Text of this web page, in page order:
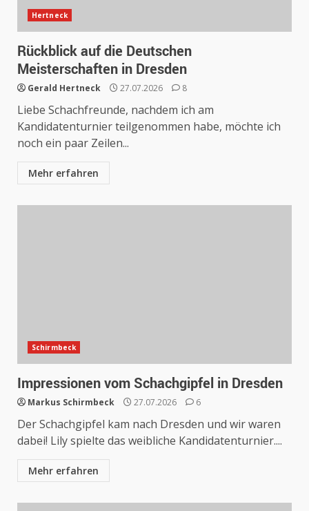
Hertneck
Rückblick auf die Deutschen
Meisterschaften in Dresden
Gerald Hertneck 27.07.2026 8
Liebe Schachfreunde, nachdem ich am
Kandidatenturnier teilgenommen habe, möchte ich
noch ein paar Zeilen...
Mehr erfahren
Schirmbeck
Impressionen vom Schachgipfel in Dresden
Markus Schirmbeck 27.07.2026 6
Der Schachgipfel kam nach Dresden und wir waren
dabei! Lily spielte das weibliche Kandidatenturnier....
Mehr erfahren